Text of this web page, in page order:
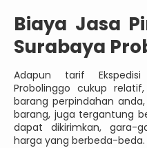
Biaya Jasa
Surabaya
Adapun tarif
Probolinggo cukup
barang perpindahan
barang, juga tergantung
dapat dikirimkan, gara-
harga yang berbeda-beda.